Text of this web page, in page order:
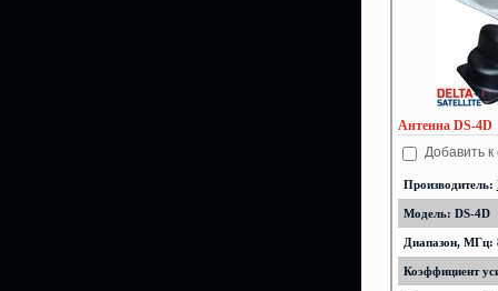
Антенна DS-4D
Добавить
Производитель:
Модель: DS-4D
Диапазон, МГц:
Коэффициент